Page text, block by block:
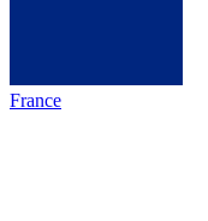
France